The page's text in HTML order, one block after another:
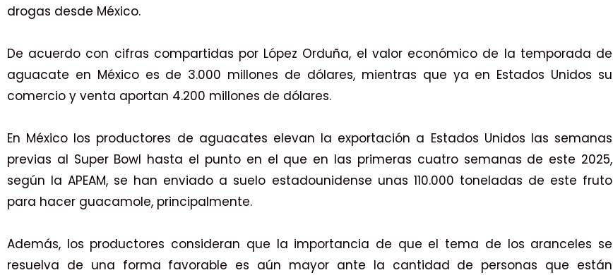
drogas desde México.
De acuerdo con cifras compartidas por López Orduña, el valor económico de la temporada de
aguacate en México es de 3.000 millones de dólares, mientras que ya en Estados Unidos su
comercio y venta aportan 4.200 millones de dólares.
En México los productores de aguacates elevan la exportación a Estados Unidos las semanas
previas al Super Bowl hasta el punto en el que en las primeras cuatro semanas de este 2025,
según la APEAM, se han enviado a suelo estadounidense unas 110.000 toneladas de este fruto
para hacer guacamole, principalmente.
Además, los productores consideran que la importancia de que el tema de los aranceles se
resuelva de una forma favorable es aún mayor ante la cantidad de personas que están